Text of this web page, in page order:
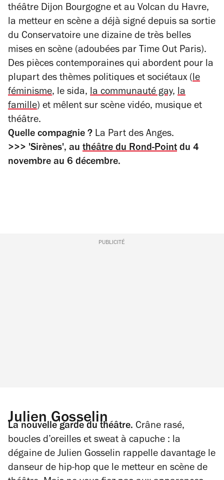
théâtre Dijon Bourgogne et au Volcan du Havre,
la metteur en scène a déjà signé depuis sa sortie
du Conservatoire une dizaine de très belles
mises en scène (adoubées par Time Out Paris).
Des pièces contemporaines qui abordent pour la
plupart des thèmes politiques et sociétaux (le
féminisme, le sida, la communauté gay, la
famille) et mêlent sur scène vidéo, musique et
théâtre.
Quelle compagnie ? La Part des Anges.
>>> 'Sirènes', au théâtre du Rond-Point du 4
novembre au 6 décembre.
PUBLICITÉ
Julien Gosselin
La nouvelle garde du théâtre. Crâne rasé,
boucles d’oreilles et sweat à capuche : la
dégaine de Julien Gosselin rappelle davantage le
danseur de hip-hop que le metteur en scène de